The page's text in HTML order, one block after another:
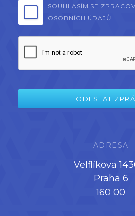
SOUHLASÍM SE
OSOBNÍCH ÚDAJŮ
ADRESA
Velflíkova
Praha 6
160 00